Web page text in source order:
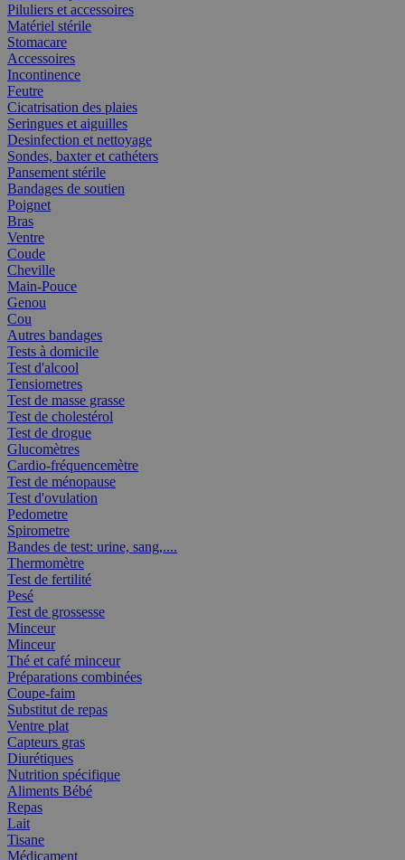
Piluliers et accessoires
Matériel stérile
Stomacare
Accessoires
Incontinence
Feutre
Cicatrisation des plaies
Seringues et aiguilles
Desinfection et nettoyage
Sondes, baxter et cathéters
Pansement stérile
Bandages de soutien
Poignet
Bras
Ventre
Coude
Cheville
Main-Pouce
Genou
Cou
Autres bandages
Tests à domicile
Test d'alcool
Tensiometres
Test de masse grasse
Test de cholestérol
Test de drogue
Glucomètres
Cardio-fréquencemètre
Test de ménopause
Test d'ovulation
Pedometre
Spirometre
Bandes de test: urine, sang,....
Thermomètre
Test de fertilité
Pesé
Test de grossesse
Minceur
Minceur
Thé et café minceur
Préparations combinées
Coupe-faim
Substitut de repas
Ventre plat
Capteurs gras
Diurétiques
Nutrition spécifique
Aliments Bébé
Repas
Lait
Tisane
Médicament